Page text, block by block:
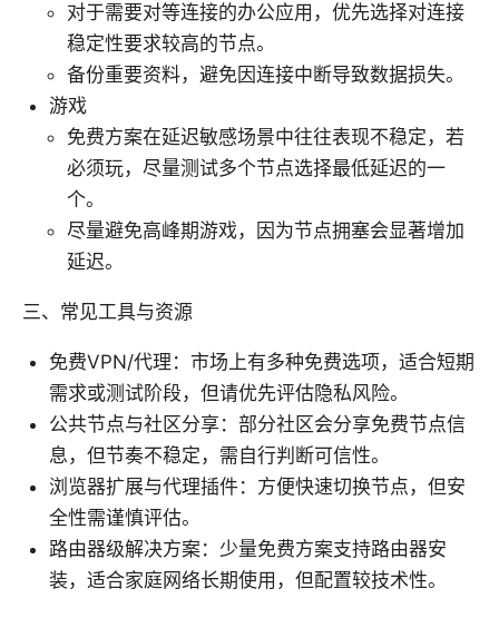
对于需要对等连接的办公应用，优先选择对连接
稳定性要求较高的节点。
备份重要资料，避免因连接中断导致数据损失。
游戏
免费方案在延迟敏感场景中往往表现不稳定，若
必须玩，尽量测试多个节点选择最低延迟的一
个。
尽量避免高峰期游戏，因为节点拥塞会显著增加
延迟。
三、常见工具与资源
免费VPN/代理：市场上有多种免费选项，适合短期
需求或测试阶段，但请优先评估隐私风险。
公共节点与社区分享：部分社区会分享免费节点信
息，但节奏不稳定，需自行判断可信性。
浏览器扩展与代理插件：方便快速切换节点，但安
全性需谨慎评估。
路由器级解决方案：少量免费方案支持路由器安
装，适合家庭网络长期使用，但配置较技术性。